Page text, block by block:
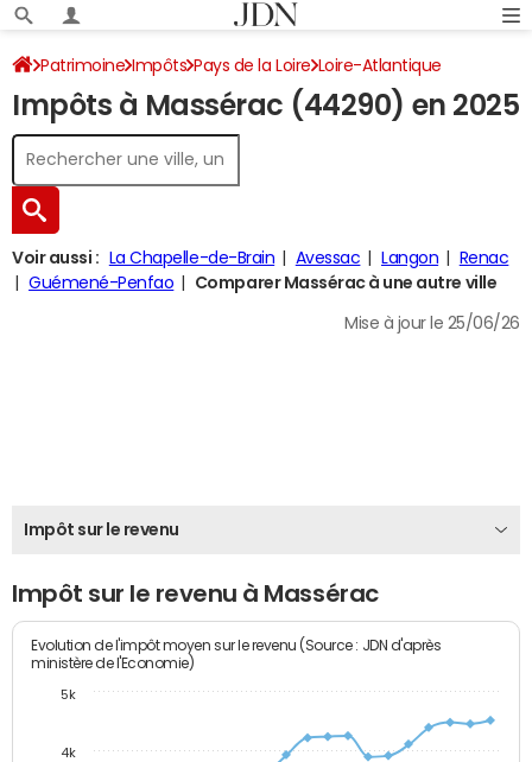
Patrimoine Impôts Pays de la Loire Loire-Atlantique
Massérac Impôt sur le revenu
Impôts à Massérac (44290) en 2025
Voir aussi : La Chapelle-de-Brain Avessac Langon
Renac
Guémené-Penfao
Comparer Massérac à une autre ville
Mise à jour le 25/06/26
Impôt sur le revenu
Impôt sur le revenu à Massérac
Evolution de l'impôt moyen sur le revenu (Source : JDN d'après
ministère de l'Economie)
4k
5k